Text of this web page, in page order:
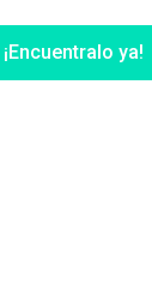
¡Encuentralo ya!